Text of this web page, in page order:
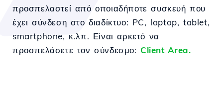
προσπελαστεί από οποιαδήποτε συσκευή που
έχει σύνδεση στο διαδίκτυο: PC, laptop, tablet,
smartphone, κ.λπ. Είναι αρκετό να
προσπελάσετε τον σύνδεσμο: Client Area.